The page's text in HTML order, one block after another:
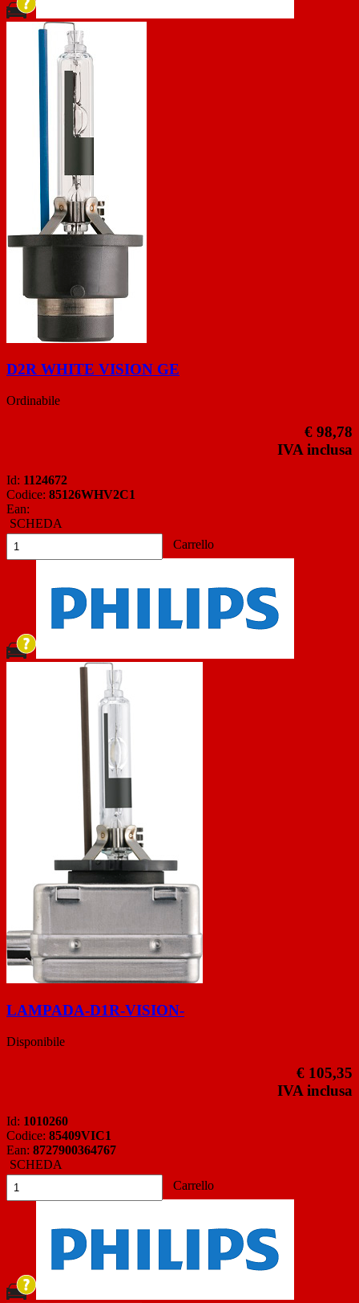
D2R WHITE VISION GE
Ordinabile
€ 98,78
IVA inclusa
Id: 1124672
Codice: 85126WHV2C1
Ean:
SCHEDA
Carrello
LAMPADA-D1R-VISION-
Disponibile
€ 105,35
IVA inclusa
Id: 1010260
Codice: 85409VIC1
Ean: 8727900364767
SCHEDA
Carrello